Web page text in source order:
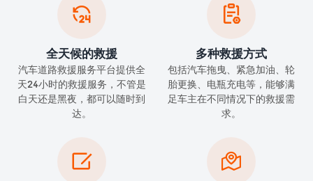

全天候的救援
汽车道路救援服务平台提供全
天24小时的救援服务，不管是
白天还是黑夜，都可以随时到
达。

多种救援方式
包括汽车拖曳、紧急加油、轮
胎更换、电瓶充电等，能够满
足车主在不同情况下的救援需
求。
 